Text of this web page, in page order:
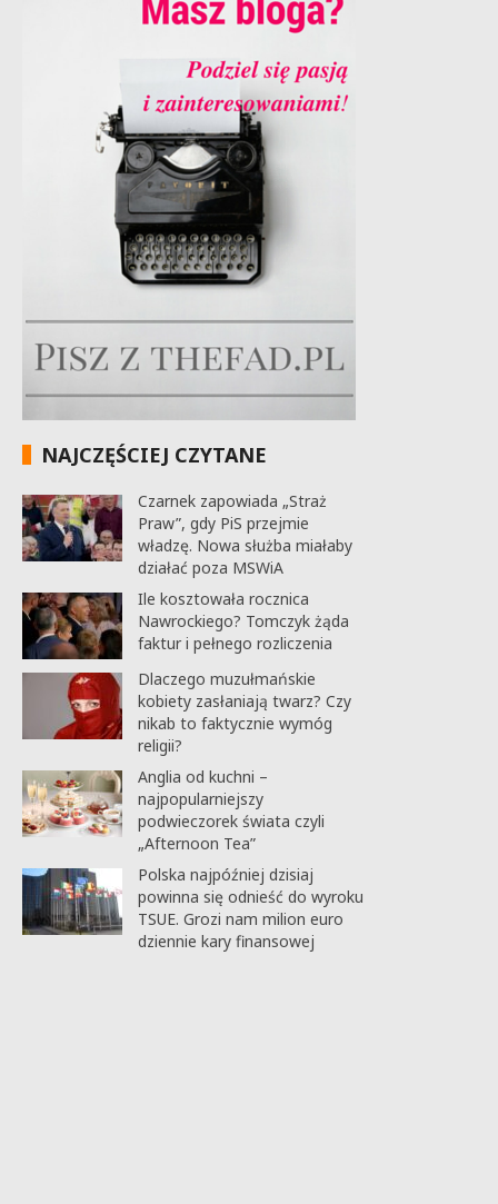
NAJCZĘŚCIEJ CZYTANE
Czarnek zapowiada „Straż
Praw”, gdy PiS przejmie
władzę. Nowa służba miałaby
działać poza MSWiA
Ile kosztowała rocznica
Nawrockiego? Tomczyk żąda
faktur i pełnego rozliczenia
Dlaczego muzułmańskie
kobiety zasłaniają twarz? Czy
nikab to faktycznie wymóg
religii?
Anglia od kuchni –
najpopularniejszy
podwieczorek świata czyli
„Afternoon Tea”
Polska najpóźniej dzisiaj
powinna się odnieść do wyroku
TSUE. Grozi nam milion euro
dziennie kary finansowej